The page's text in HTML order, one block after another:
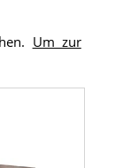
Um zur